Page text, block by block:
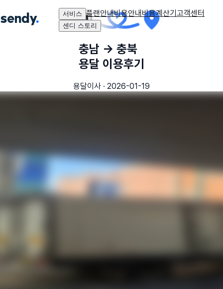
서비스 플랜안내비용안내비용계산기고객센터
센디 스토리
충남 → 충북
용달 이용후기
용달이사 · 2026-01-19